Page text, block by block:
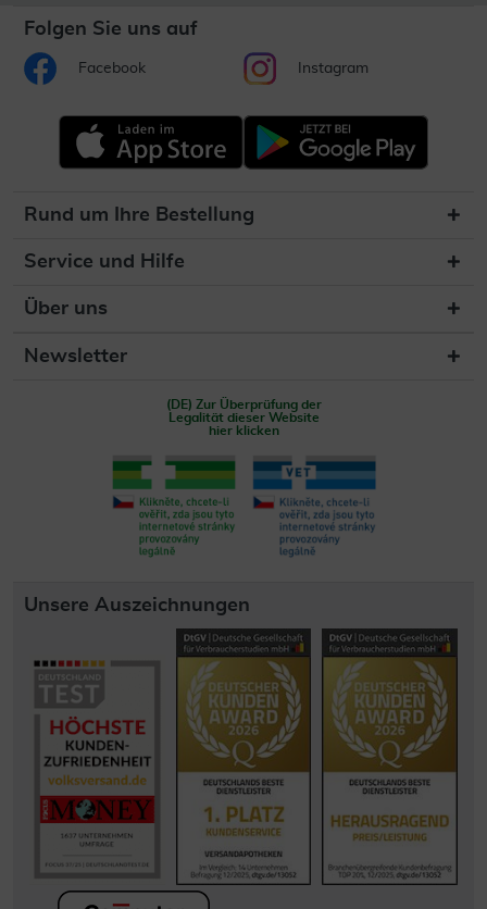
Folgen Sie uns auf
Facebook Instagram
Rund um Ihre Bestellung
Service und Hilfe
Über uns
Newsletter
(DE) Zur Überprüfung der
Legalität dieser Website
hier klicken
Unsere Auszeichnungen